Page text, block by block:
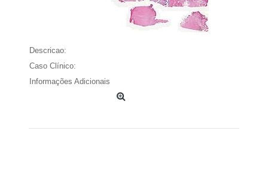
Descricao:
Caso Clínico:
Informações Adicionais